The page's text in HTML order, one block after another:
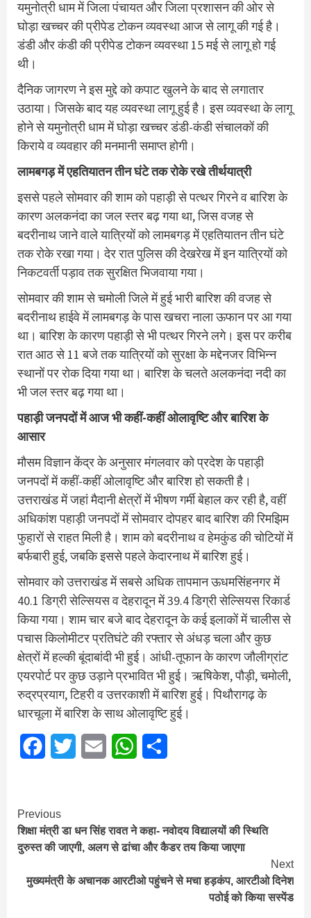
यमुनोत्री धाम में जिला पंचायत और जिला प्रशासन की ओर से
घोड़ा खच्चर की प्रीपेड टोकन व्यवस्था आज से लागू की गई है।
डंडी और कंडी की प्रीपेड टोकन व्यवस्था 15 मई से लागू हो गई
थी।
दैनिक जागरण ने इस मुद्दे को कपाट खुलने के बाद से लगातार
उठाया। जिसके बाद यह व्यवस्था लागू हुई है। इस व्यवस्था के लागू
होने से यमुनोत्री धाम में घोड़ा खच्चर डंडी-कंडी संचालकों की
किराये व व्यवहार की मनमानी समाप्त होगी।
लामबगड़ में एहतियातन तीन घंटे तक रोके रखे तीर्थयात्री
इससे पहले सोमवार की शाम को पहाड़ी से पत्थर गिरने व बारिश के
कारण अलकनंदा का जल स्तर बढ़ गया था, जिस वजह से
बदरीनाथ जाने वाले यात्रियों को लामबगड़ में एहतियातन तीन घंटे
तक रोके रखा गया। देर रात पुलिस की देखरेख में इन यात्रियों को
निकटवर्ती पड़ाव तक सुरक्षित भिजवाया गया।
सोमवार की शाम से चमोली जिले में हुई भारी बारिश की वजह से
बदरीनाथ हाईवे में लामबगड़ के पास खचरा नाला ऊफान पर आ गया
था। बारिश के कारण पहाड़ी से भी पत्थर गिरने लगे। इस पर करीब
रात आठ से 11 बजे तक यात्रियों को सुरक्षा के मद्देनजर विभिन्न
स्थानों पर रोक दिया गया था। बारिश के चलते अलकनंदा नदी का
भी जल स्तर बढ़ गया था।
पहाड़ी जनपदों में आज भी कहीं-कहीं ओलावृष्टि और बारिश के
आसार
मौसम विज्ञान केंद्र के अनुसार मंगलवार को प्रदेश के पहाड़ी
जनपदों में कहीं-कहीं ओलावृष्टि और बारिश हो सकती है।
उत्तराखंड में जहां मैदानी क्षेत्रों में भीषण गर्मी बेहाल कर रही है, वहीं
अधिकांश पहाड़ी जनपदों में सोमवार दोपहर बाद बारिश की रिमझिम
फुहारों से राहत मिली है। शाम को बदरीनाथ व हेमकुंड की चोटियों में
बर्फबारी हुई, जबकि इससे पहले केदारनाथ में बारिश हुई।
सोमवार को उत्तराखंड में सबसे अधिक तापमान ऊधमसिंहनगर में
40.1 डिग्री सेल्सियस व देहरादून में 39.4 डिग्री सेल्सियस रिकार्ड
किया गया। शाम चार बजे बाद देहरादून के कई इलाकों में चालीस से
पचास किलोमीटर प्रतिघंटे की रफ्तार से अंधड़ चला और कुछ
क्षेत्रों में हल्की बूंदाबांदी भी हुई। आंधी-तूफान के कारण जौलीग्रांट
एयरपोर्ट पर कुछ उड़ाने प्रभावित भी हुई। ऋषिकेश, पौड़ी, चमोली,
रुद्रप्रयाग, टिहरी व उत्तरकाशी में बारिश हुई। पिथौरागढ़ के
धारचूला में बारिश के साथ ओलावृष्टि हुई।
FacebookTwitter Email WhatsApp
Continue
Reading
Previous
शिक्षा मंत्री डा धन सिंह रावत ने कहा- नवोदय विद्यालयों की स्थिति
दुरुस्त की जाएगी, अलग से ढांचा और कैडर तय किया जाएगा
Next
मुख्‍यमंत्री के अचानक आरटीओ पहुंचने से मचा हड़कंप, आरटीओ दिनेश
पठोई को किया सस्पेंड